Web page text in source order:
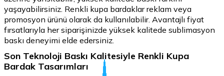
yaşayabilirsiniz. Renkli kupa bardaklar reklam veya
promosyon ürünü olarak da kullanılabilir. Avantajlı fiyat
fırsatlarıyla her siparişinizde yüksek kalitede sublimasyon
baskı deneyimi elde edersiniz.
Son Teknoloji Baskı Kalitesiyle Renkli Kupa
Bardak Tasarımları